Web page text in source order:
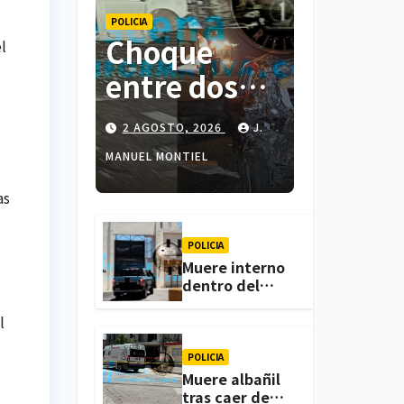
POLICIA
Choque
entre dos
colectivas y
dos
vehículos
deja cinco
personas
lesionadas
en
Atlihuetzia
2 AGOSTO, 2026
J.
MANUEL MONTIEL
POLICIA
Muere interno
dentro del
CERESO de
investiga el
caso
POLICIA
Muere albañil
tras caer de